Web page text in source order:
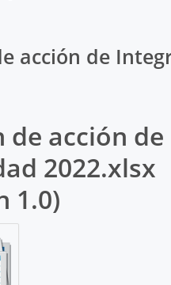
acción de
de acción de
2022.xlsx
1.0)